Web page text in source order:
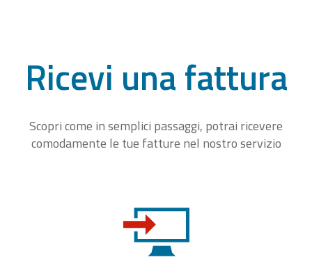
Ricevi una fattura
Scopri come in semplici passaggi, potrai ricevere
comodamente le tue fatture nel nostro servizio